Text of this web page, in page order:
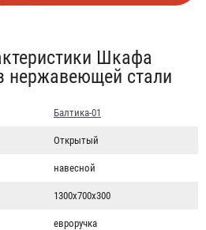
Шкафа
нержавеющей стали
Балтика-01
Открытый
навесной
1300х700х300
евроручка